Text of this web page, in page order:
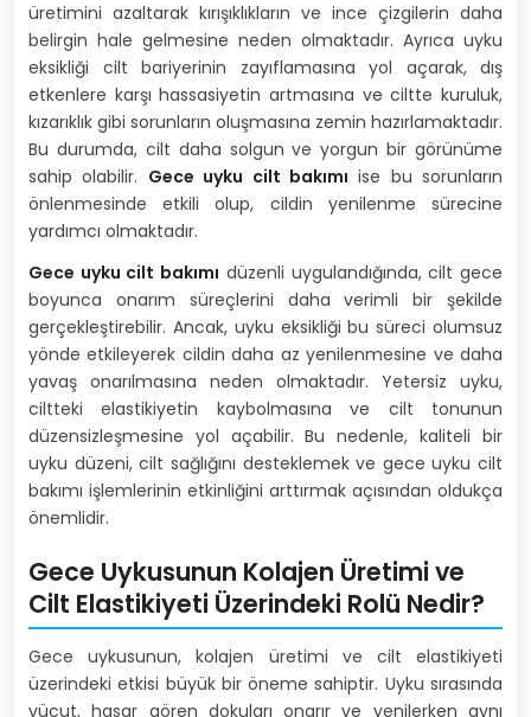
üretimini azaltarak kırışıklıkların ve ince çizgilerin daha
belirgin hale gelmesine neden olmaktadır. Ayrıca uyku
eksikliği cilt bariyerinin zayıflamasına yol açarak, dış
etkenlere karşı hassasiyetin artmasına ve ciltte kuruluk,
kızarıklık gibi sorunların oluşmasına zemin hazırlamaktadır.
Bu durumda, cilt daha solgun ve yorgun bir görünüme
sahip olabilir. Gece uyku cilt bakımı ise bu sorunların
önlenmesinde etkili olup, cildin yenilenme sürecine
yardımcı olmaktadır.
Gece uyku cilt bakımı düzenli uygulandığında, cilt gece
boyunca onarım süreçlerini daha verimli bir şekilde
gerçekleştirebilir. Ancak, uyku eksikliği bu süreci olumsuz
yönde etkileyerek cildin daha az yenilenmesine ve daha
yavaş onarılmasına neden olmaktadır. Yetersiz uyku,
ciltteki elastikiyetin kaybolmasına ve cilt tonunun
düzensizleşmesine yol açabilir. Bu nedenle, kaliteli bir
uyku düzeni, cilt sağlığını desteklemek ve gece uyku cilt
bakımı işlemlerinin etkinliğini arttırmak açısından oldukça
önemlidir.
Gece Uykusunun Kolajen Üretimi ve
Cilt Elastikiyeti Üzerindeki Rolü Nedir?
Gece uykusunun, kolajen üretimi ve cilt elastikiyeti
üzerindeki etkisi büyük bir öneme sahiptir. Uyku sırasında
vücut, hasar gören dokuları onarır ve yenilerken aynı